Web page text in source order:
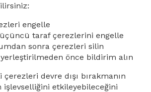
engelle
üçüncü taraf çerezlerini engelle
sonra çerezleri silin
önce bildirim alın
devre dışı bırakmanın
işlevselliğini etkileyebileceğini